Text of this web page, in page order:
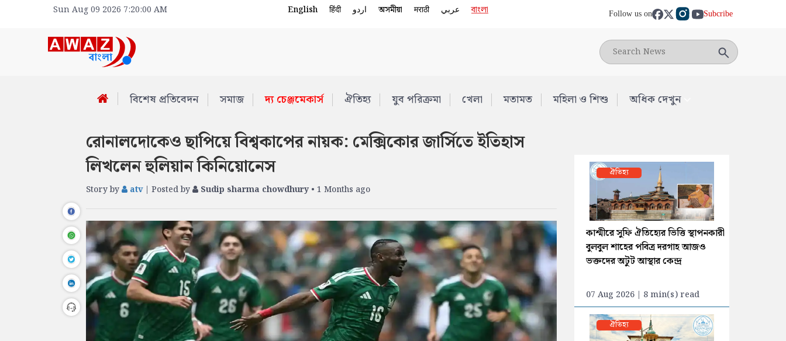
Sun Aug 09 2026 7:20:00 AM English हिंदी اردو অসমীয়া मराठी عربي বাংলা Follow us on Subcribe
বিশেষ প্রতিবেদন সমাজ দ্য চেঞ্জমেকার্স ঐতিহ্য যুব পরিক্রমা খেলা মতামত মহিলা ও শিশু অধিক দেখুন
রোনালদোকেও ছাপিয়ে বিশ্বকাপের নায়ক: মেক্সিকোর জার্সিতে ইতিহাস
লিখলেন হুলিয়ান কিনিয়োনেস
Story by atv| Posted by Sudip sharma chowdhury • 1 Months ago
ঐতিহ্য
কাশ্মীরে সুফি ঐতিহ্যের ভিত্তি স্থাপনকারী
বুলবুল শাহের পবিত্র দরগাহ আজও
ভক্তদের অটুট আস্থার কেন্দ্র
07 Aug 2026 | 8 min(s) read
ঐতিহ্য